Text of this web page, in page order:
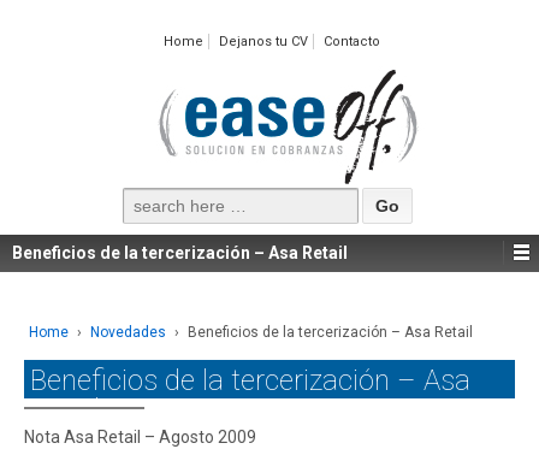
Home Dejanos tu CV Contacto
Search
for:
Beneficios de la tercerización – Asa Retail
Home › Novedades › Beneficios de la tercerización – Asa Retail
Beneficios de la tercerización – Asa
Retail
Nota Asa Retail – Agosto 2009